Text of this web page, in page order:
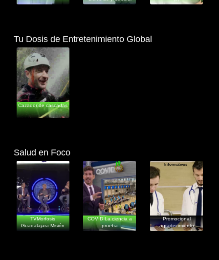
(552-559)
Tu Dosis de Entretenimiento Global
Documentales
Cazador de cascadas
Salud en Foco
Informativos
TVMorfosis
Guadalajara Misión
Informativos
COVID La ciencia a
prueba
Informativos
Promocional
agradecimiento
sanitarios